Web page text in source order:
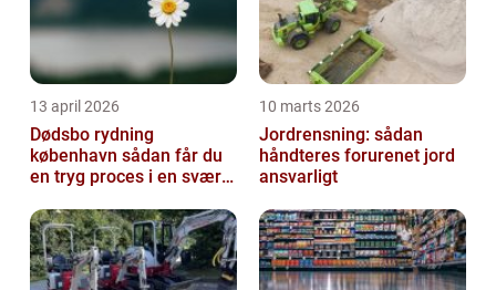
13 april 2026
Dødsbo rydning
københavn sådan får du
en tryg proces i en svær
10 marts 2026
Jordrensning: sådan
håndteres forurenet jord
ansvarligt